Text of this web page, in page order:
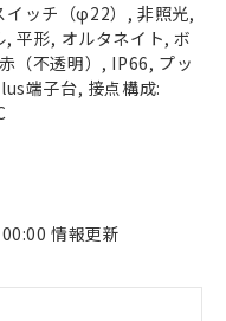
イッチ（φ22）, 非照光,
, 平形, オルタネイト, ボ
（不透明）, IP66, プッ
端子台, 接点構成:
情報更新